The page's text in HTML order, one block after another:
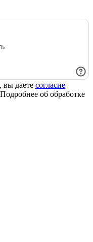
даете согласие
об обработке